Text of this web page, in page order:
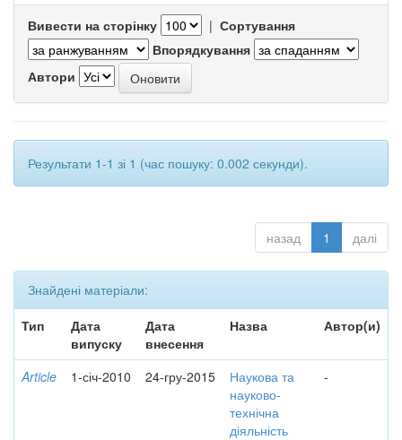
Вивести на сторінку | Сортування
Впорядкування
Автори
Результати 1-1 зі 1 (час пошуку: 0.002 секунди).
назад 1 далі
Знайдені матеріали:
Тип
Дата
випуску
Дата
внесення
Назва Автор(и)
Article 1-січ-2010 24-гру-2015
Наукова та
науково-
технічна
діяльність
-